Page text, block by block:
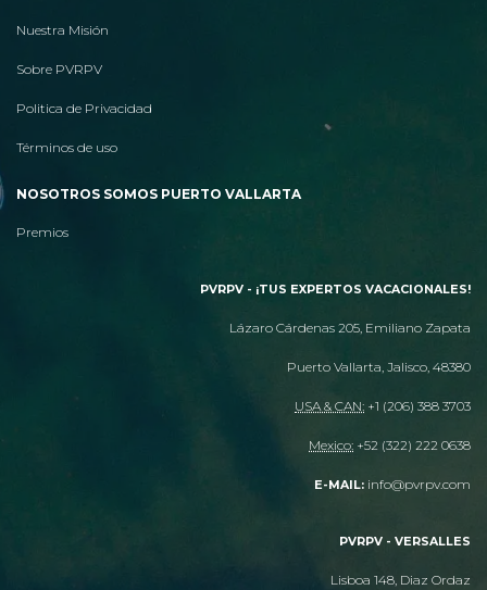
Nuestra Misión
Sobre PVRPV
Politica de Privacidad
Términos de uso
NOSOTROS SOMOS PUERTO VALLARTA
Premios
PVRPV - ¡TUS EXPERTOS VACACIONALES!
Lázaro Cárdenas 205, Emiliano Zapata
Puerto Vallarta, Jalisco, 48380
USA & CAN: +1 (206) 388 3703
Mexico: +52 (322) 222 0638
E-MAIL: info@pvrpv.com
PVRPV - VERSALLES
Lisboa 148, Diaz Ordaz